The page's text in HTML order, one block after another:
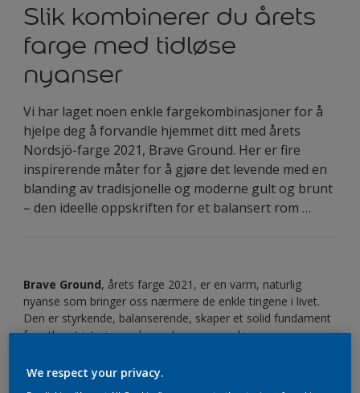
Slik kombinerer du årets
farge med tidløse
nyanser
Vi har laget noen enkle fargekombinasjoner for å
hjelpe deg å forvandle hjemmet ditt med årets
Nordsjö-farge 2021, Brave Ground. Her er fire
inspirerende måter for å gjøre det levende med en
blanding av tradisjonelle og moderne gult og brunt
– den ideelle oppskriften for et balansert rom …
Brave Ground, årets farge 2021, er en varm, naturlig
nyanse som bringer oss nærmere de enkle tingene i livet.
Den er styrkende, balanserende, skaper et solid fundament
for ethvert interiør og lar andre nyanser skinne.
De klassiske og moderne nyansene av gult, oker og myk
We respect your privacy.